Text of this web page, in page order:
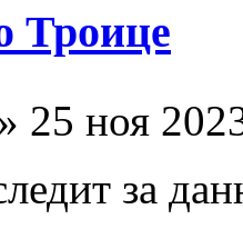
Троице
25 ноя
за